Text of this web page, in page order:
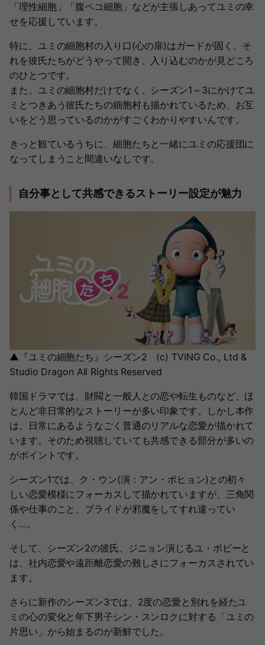
「理性細胞」「腹ペコ細胞」などが主張しあってユミの幸
せを応援しています。
特に、ユミの細胞村の入り口(心の扉)はガードが固く、そ
れを彼氏たちがどうやって開き、入り込むのかが見どころ
のひとつです。
また、ユミの細胞村だけでなく、シーズン1～3にかけてユ
ミとつきあう彼氏たちの細胞村も描かれているため、お互
いをどう思っているのかがすごくわかりやすいんです。
きっと観ているうちに、細胞たちと一緒にユミの応援団に
なってしまうこと間違いなしです。
自分事として共感できるストーリー設定が魅力
▲『ユミの細胞たち』シーズン2 (c) TVING Co., Ltd &
Studio Dragon All Rights Reserved
韓国ドラマでは、財閥と一般人との恋や転生ものなど、ほ
とんど非日常的なストーリーが多い印象です。しかし本作
は、日常にあるようなごく普通のリアルな恋愛が描かれて
います。そのため視聴していても共感できる部分が多いの
がポイントです。
シーズン1では、ク・ウン(演：アン・ボヒョン)との初々
しい恋愛模様にフォーカスして描かれていますが、三角関
係や仕事のこと、プライドが邪魔をしてすれ違ってい
く…。
そして、シーズン2の彼氏、ジニョン演じるユ・ボビーと
は、社内恋愛や遠距離恋愛の難しさにフォーカスされてい
ます。
さらに新作のシーズン3では、2度の恋愛と別れを経たユ
ミの心の変化と年下男子シン・スンロクに対する「ユミの
片思い」から始まるのが新鮮でした。